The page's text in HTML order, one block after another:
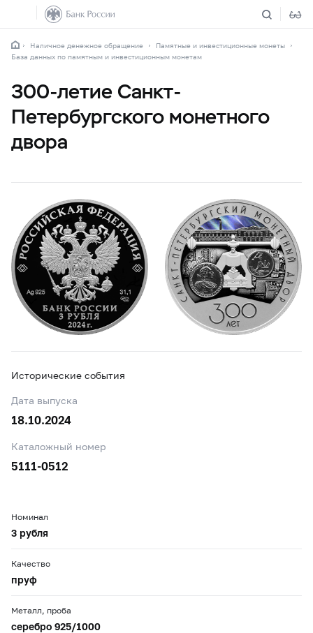
Наличное денежное обращение
Памятные и инвестиционные монеты
База данных по памятным и инвестиционным монетам
300-летие Санкт-
Петербургского монетного
двора
Исторические события
Дата выпуска
18.10.2024
Каталожный номер
5111-0512
Номинал
3 рубля
Качество
пруф
Металл, проба
серебро 925/1000